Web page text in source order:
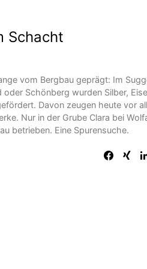
Schacht
vom Bergbau geprägt: Im
oder Schönberg wurden Silber,
Davon zeugen heute vor
Nur in der Grube Clara bei
betrieben. Eine Spurensuche.